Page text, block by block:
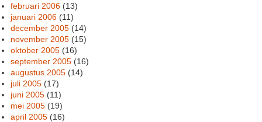
februari 2006 (13)
januari 2006 (11)
december 2005 (14)
november 2005 (15)
oktober 2005 (16)
september 2005 (16)
augustus 2005 (14)
juli 2005 (17)
juni 2005 (11)
mei 2005 (19)
april 2005 (16)